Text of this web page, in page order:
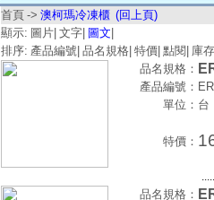
首頁 -> 澳柯瑪冷凍櫃 (回上頁)
顯示: 圖片 文字 圖文
排序: 產品編號 品名規格 特價 點閱 庫
品名規格：
產品編號：
單位： 台
特價：
品名規格：